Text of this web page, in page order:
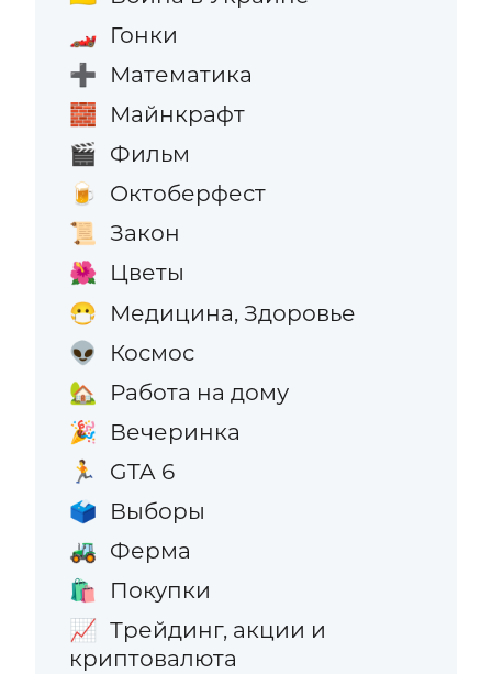
🏎️ Гонки
➕ Математика
🧱 Майнкрафт
🎬 Фильм
🍺 Октоберфест
📜 Закон
🌺 Цветы
😷 Медицина, Здоровье
👽 Космос
🏡 Работа на дому
🎉 Вечеринка
🏃 GTA 6
🗳️ Выборы
🚜 Ферма
🛍️ Покупки
📈 Трейдинг, акции и
криптовалюта